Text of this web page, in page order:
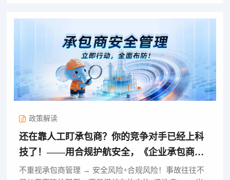
政策解读
还在靠人工盯承包商？你的竞争对手已经上科
技了！——用合规护航安全，《企业承包商管
理系统》产品介绍！
不重视承包商管理 → 安全风险+合规风险！事故往往不